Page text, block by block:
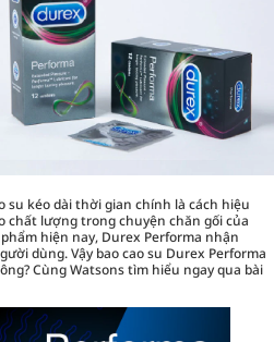
su kéo dài thời gian chính là cách hiệu
chất lượng trong chuyện chăn gối của
hiện nay, Durex Performa nhận
dùng. Vậy bao cao su Durex Performa
Cùng Watsons tìm hiểu ngay qua bài